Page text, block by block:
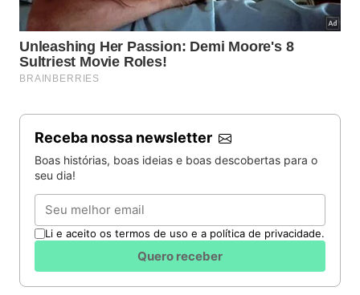
Receba nossa newsletter
Boas histórias, boas ideias e boas descobertas para o
seu dia!
Email
Li e aceito os termos de uso e a política de privacidade.
Quero receber